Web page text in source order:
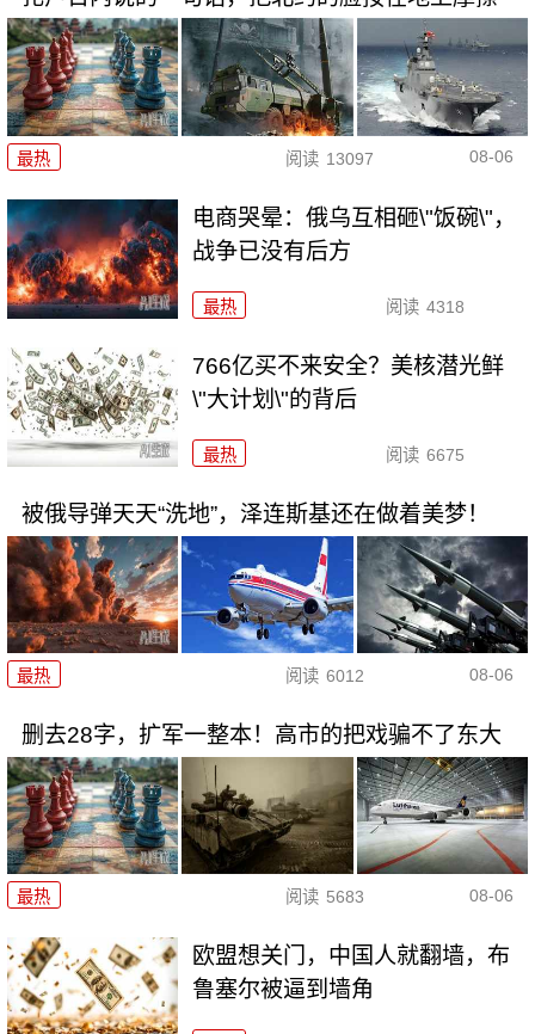
最热 阅读 13097 08-06
电商哭晕：俄乌互相砸\"饭碗\"，
战争已没有后方
最热 阅读 4318
766亿买不来安全？美核潜光鲜
\"大计划\"的背后
最热 阅读 6675
被俄导弹天天“洗地”，泽连斯基还在做着美梦！
最热 阅读 6012 08-06
删去28字，扩军一整本！高市的把戏骗不了东大
最热 阅读 5683 08-06
欧盟想关门，中国人就翻墙，布
鲁塞尔被逼到墙角